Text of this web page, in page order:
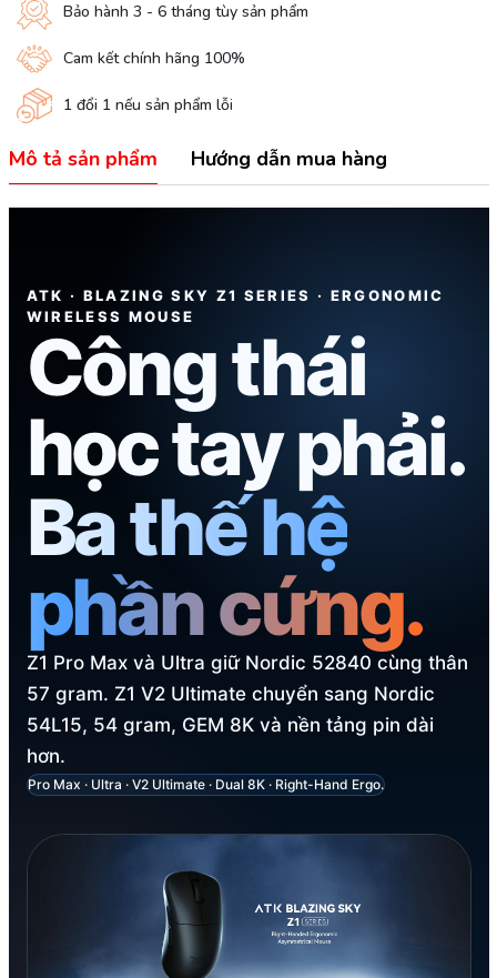
Bảo hành 3 - 6 tháng tùy sản phẩm
Cam kết chính hãng 100%
1 đổi 1 nếu sản phẩm lỗi
Mô tả sản phẩm Hướng dẫn mua hàng
ATK · BLAZING SKY Z1 SERIES · ERGONOMIC
WIRELESS MOUSE
Công thái
học tay phải.
Ba thế hệ
phần cứng.
Z1 Pro Max và Ultra giữ Nordic 52840 cùng thân
57 gram. Z1 V2 Ultimate chuyển sang Nordic
54L15, 54 gram, GEM 8K và nền tảng pin dài
hơn.
Pro Max · Ultra · V2 Ultimate · Dual 8K · Right-Hand Ergo.